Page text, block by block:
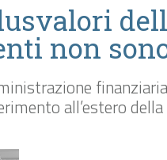
non
all’estero